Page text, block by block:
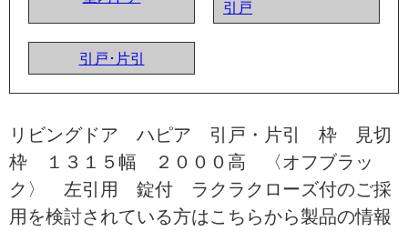
引戸
引戸･片引
リビングドア ハピア 引戸・片引 枠 見切
枠 １３１５幅 ２０００高 〈オフブラッ
ク〉 左引用 錠付 ラクラクローズ付のご採
用を検討されている方はこちらから製品の情報